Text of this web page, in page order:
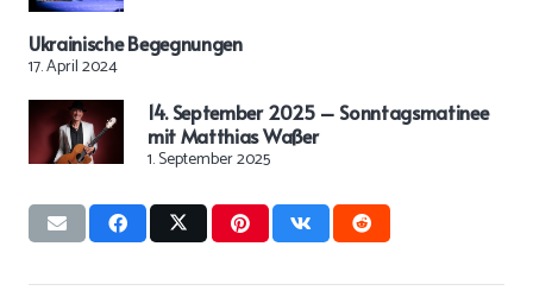
Ukrainische Begegnungen
17. April 2024
14. September 2025 – Sonntagsmatinee
mit Matthias Waßer
1. September 2025